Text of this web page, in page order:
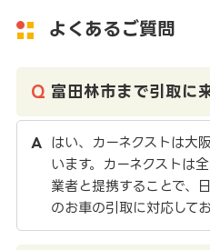
よくあるご質問
富田林市まで引取に
はい、カーネクストは大
います。カーネクストは
業者と提携することで、
のお車の引取に対応してお